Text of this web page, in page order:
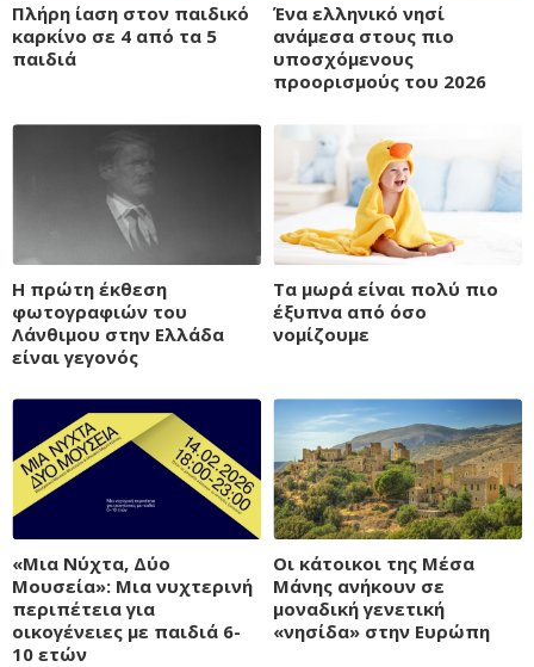
Πλήρη ίαση στον παιδικό
καρκίνο σε 4 από τα 5
παιδιά
Ένα ελληνικό νησί
ανάμεσα στους πιο
υποσχόμενους
προορισμούς του 2026
Η πρώτη έκθεση
φωτογραφιών του
Λάνθιμου στην Ελλάδα
είναι γεγονός
Τα μωρά είναι πολύ πιο
έξυπνα από όσο
νομίζουμε
«Μια Νύχτα, Δύο
Μουσεία»: Μια νυχτερινή
περιπέτεια για
οικογένειες με παιδιά 6-
10 ετών
Οι κάτοικοι της Μέσα
Μάνης ανήκουν σε
μοναδική γενετική
«νησίδα» στην Ευρώπη